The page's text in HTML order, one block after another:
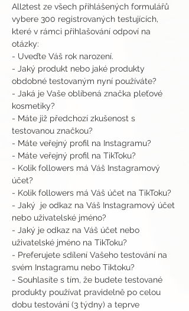
All2test ze všech přihlášených formulářů
vybere 300 registrovaných testujících,
které v rámci přihlašování odpoví na
otázky:
- Uveďte Váš rok narození.
- Jaký produkt nebo jaké produkty
obdobné testovaným nyní používáte?
- Jaká je Vaše oblíbená značka pleťové
kosmetiky?
- Máte již předchozí zkušenost s
testovanou značkou?
- Máte veřejný profil na Instagramu?
- Máte veřejný profil na TikToku?
- Kolik followers má Váš Instagramový
účet?
- Kolik followers má Váš účet na TikToku?
- Jaký  je odkaz na Váš Instagramový účet
nebo uživatelské jméno?
- Jaký je odkaz na Váš účet nebo
uživatelské jméno na TikToku?
- Preferujete sdílení Vašeho testování na
svém Instagramu nebo Tiktoku?
- Souhlasíte s tím, že budete testované
produkty používat pravidelně po celou
dobu testování (3 týdny) a teprve